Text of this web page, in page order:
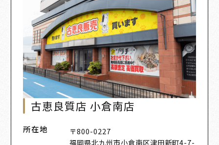
古恵良質店 小倉南店
所在地
〒800-0227
福岡県北九州市小倉南区津田新町4-7-